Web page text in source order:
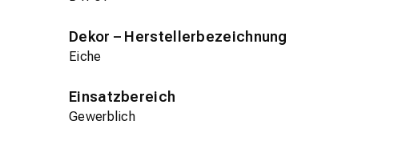
Dekor – Herstellerbezeichnung
Eiche
Einsatzbereich
Gewerblich